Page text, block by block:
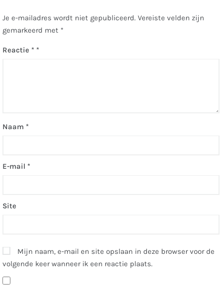
Je e-mailadres wordt niet gepubliceerd. Vereiste velden zijn
gemarkeerd met *
Reactie *
Naam *
E-mail *
Site
Mijn naam, e-mail en site opslaan in deze browser voor de
volgende keer wanneer ik een reactie plaats.